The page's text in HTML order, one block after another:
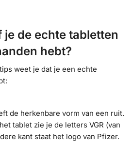
je de echte tabletten
hebt?
weet je dat je een echte
de herkenbare vorm van een ruit.
tablet zie je de letters VGR (van
kant staat het logo van Pfizer.